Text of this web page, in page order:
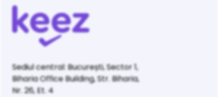
Sediul central: București, Sector 1,
Biharia Office Building, Str. Biharia,
Nr. 26, Et. 4